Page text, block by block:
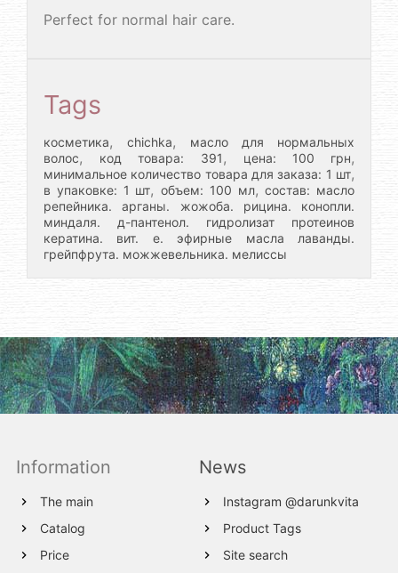
Perfect for normal hair care.
Tags
косметика, chichka,
масло для нормальных
волос, код товара: 391, цена: 100 грн,
минимальное количество товара для заказа: 1 шт,
в упаковке: 1 шт, объем: 100 мл,состав: масло
репейника. арганы. жожоба. рицина. конопли.
миндаля. д-пантенол. гидролизат протеинов
кератина. вит. е. эфирные масла лаванды.
грейпфрута. можжевельника. мелиссы
Information
The main
Catalog
Price
News
Instagram @darunkvita
Product Tags
Site search